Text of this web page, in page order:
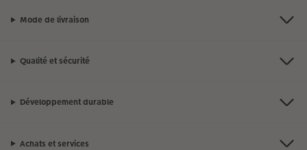
Mode de livraison
Qualité et sécurité
Développement durable
Achats et services